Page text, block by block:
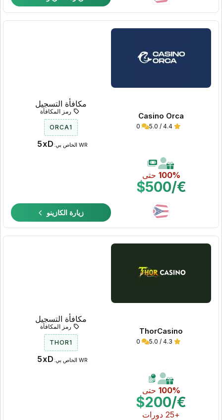
Casino Orca
4.4 / 5.0
0
100%حتى
€/$500
مكافأة التسجيل
رمز المكافأة
ORCA1
WR الخاص بي: 5xD
زيارة الكازينو
ThorCasino
4.3 / 5.0
0
100%حتى
€/$200
+25 دورات
مكافأة التسجيل
رمز المكافأة
THOR1
WR الخاص بي: 5xD